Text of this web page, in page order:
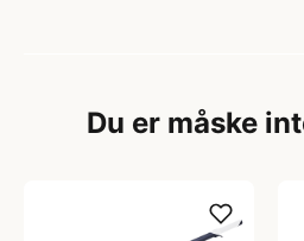
Du er måske